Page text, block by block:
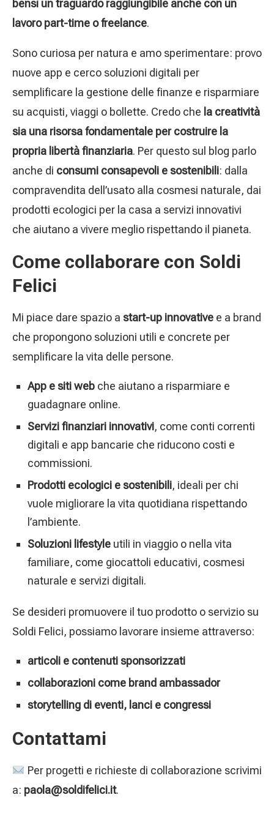
bensì un traguardo raggiungibile anche con un
lavoro part-time o freelance.
Sono curiosa per natura e amo sperimentare: provo
nuove app e cerco soluzioni digitali per
semplificare la gestione delle finanze e risparmiare
su acquisti, viaggi o bollette. Credo che la creatività
sia una risorsa fondamentale per costruire la
propria libertà finanziaria. Per questo sul blog parlo
anche di consumi consapevoli e sostenibili: dalla
compravendita dell’usato alla cosmesi naturale, dai
prodotti ecologici per la casa a servizi innovativi
che aiutano a vivere meglio rispettando il pianeta.
Come collaborare con Soldi
Felici
Mi piace dare spazio a start-up innovative e a brand
che propongono soluzioni utili e concrete per
semplificare la vita delle persone.
App e siti web che aiutano a risparmiare e
guadagnare online.
Servizi finanziari innovativi, come conti correnti
digitali e app bancarie che riducono costi e
commissioni.
Prodotti ecologici e sostenibili, ideali per chi
vuole migliorare la vita quotidiana rispettando
l’ambiente.
Soluzioni lifestyle utili in viaggio o nella vita
familiare, come giocattoli educativi, cosmesi
naturale e servizi digitali.
Se desideri promuovere il tuo prodotto o servizio su
Soldi Felici, possiamo lavorare insieme attraverso:
articoli e contenuti sponsorizzati
collaborazioni come brand ambassador
storytelling di eventi, lanci e congressi
Contattami
Per progetti e richieste di collaborazione scrivimi
a: paola@soldifelici.it.